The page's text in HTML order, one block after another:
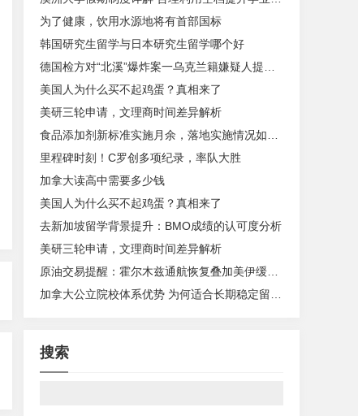
为了健康，饮用水源地将有首部国标
韩国研究生留学与日本研究生留学哪个好
美国人为什么买不起鸡蛋？真相来了
美研三轮申请，文理商时间差异解析
里程碑时刻！C罗创多项纪录，率队大胜
加拿大读高中需要多少钱
美国人为什么买不起鸡蛋？真相来了
去新加坡留学背景提升：BMO成绩的认可度分析
美研三轮申请，文理商时间差异解析
原油交易提醒：霍尔木兹通航恢复叠加美伊缓和预期压制风险溢价，原油回落至70美元附近并进入供应过剩定价阶段
搜索